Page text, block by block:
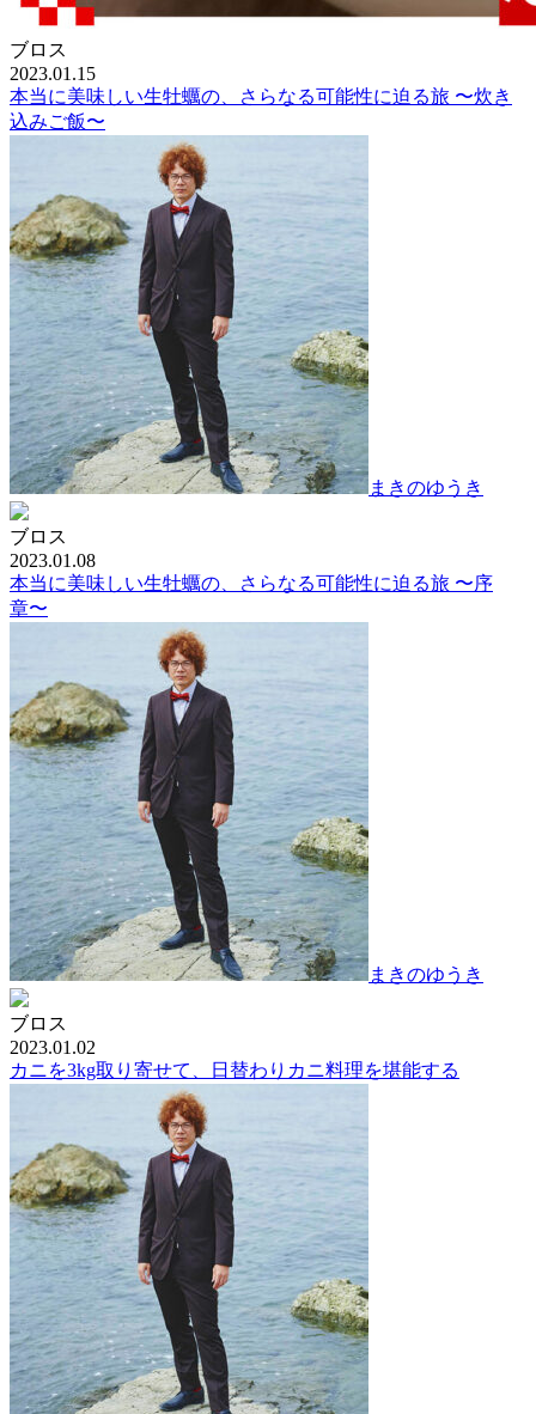
ブロス
2023.01.15
本当に美味しい生牡蠣の、さらなる可能性に迫る旅 〜炊き
込みご飯〜
まきのゆうき
ブロス
2023.01.08
本当に美味しい生牡蠣の、さらなる可能性に迫る旅 〜序
章〜
まきのゆうき
ブロス
2023.01.02
カニを3kg取り寄せて、日替わりカニ料理を堪能する